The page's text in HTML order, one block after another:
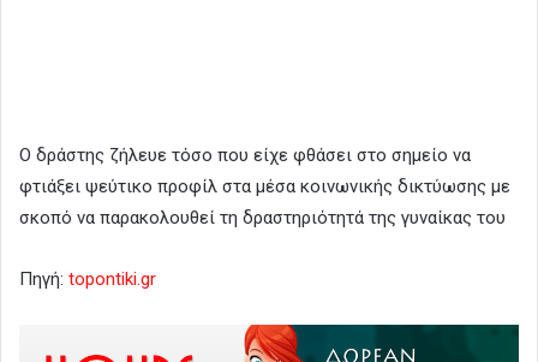
Ο δράστης ζήλευε τόσο που είχε φθάσει στο σημείο να
φτιάξει ψεύτικο προφίλ στα μέσα κοινωνικής δικτύωσης με
σκοπό να παρακολουθεί τη δραστηριότητά της γυναίκας του
Πηγή: topontiki.gr